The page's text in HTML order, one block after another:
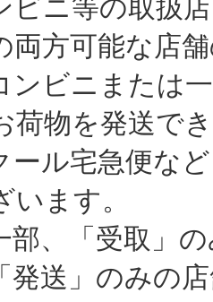
ニ等の取扱
両方可能な店
ニまたは一
荷物を発送で
宅急便など
います。
「受取」の
」のみの店